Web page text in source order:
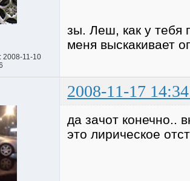
2008-11-10
зы. Леш, как у тебя
меня выскакивает
2008-11-17
да зачот конечно..
это лирическое